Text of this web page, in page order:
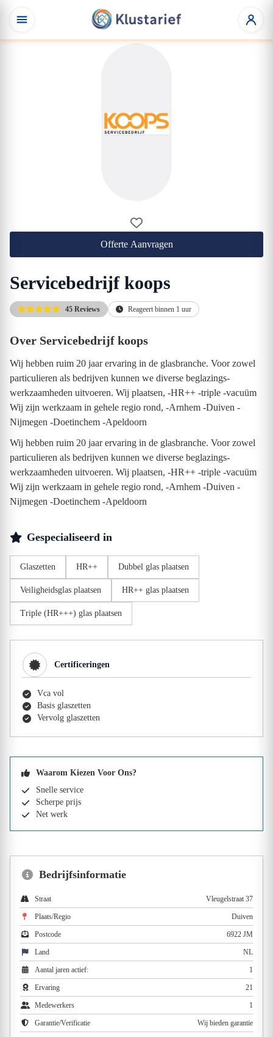
Offerte Aanvragen
Servicebedrijf koops
45 Reviews Reageert binnen 1 uur
Over Servicebedrijf koops
Wij hebben ruim 20 jaar ervaring in de glasbranche. Voor zowel
particulieren als bedrijven kunnen we diverse beglazings-
werkzaamheden uitvoeren. Wij plaatsen, -HR++ -triple -vacuüm
Wij zijn werkzaam in gehele regio rond, -Arnhem -Duiven -
Nijmegen -Doetinchem -Apeldoorn
Wij hebben ruim 20 jaar ervaring in de glasbranche. Voor zowel
particulieren als bedrijven kunnen we diverse beglazings-
werkzaamheden uitvoeren. Wij plaatsen, -HR++ -triple -vacuüm
Wij zijn werkzaam in gehele regio rond, -Arnhem -Duiven -
Nijmegen -Doetinchem -Apeldoorn
Gespecialiseerd in
Glaszetten HR++ Dubbel glas plaatsen
Veiligheidsglas plaatsen HR++ glas plaatsen
Triple (HR+++) glas plaatsen
Certificeringen
Vca vol
Basis glaszetten
Vervolg glaszetten
Waarom Kiezen Voor Ons?
Snelle service
Scherpe prijs
Net werk
Bedrijfsinformatie
Straat Vleugelstraat 37
Plaats/Regio Duiven
Postcode 6922 JM
Land NL
Aantal jaren actief: 1
Ervaring 21
Medewerkers 1
Garantie/Verificatie Wij bieden garantie